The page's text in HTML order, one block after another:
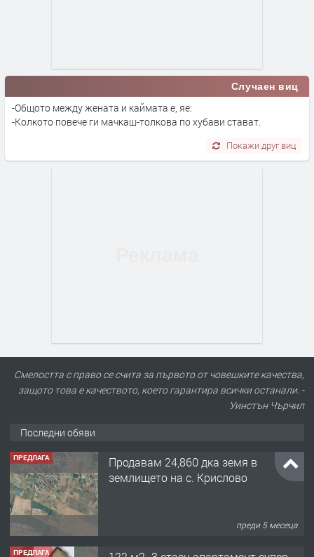
Случаен виц
-Общото между жената и каймата е, яе:
-Колкото повече ги мачкаш-толкова по хубави стават.
Покажи друг виц
Смелостта с право се счита за първото от човешките качества,
защото това е качеството, което гарантира всички останали. -
Уинстън Чърчил
Последни обяви
ПРЕДЛАГА
122 м2- 3 стаен апартамент супер